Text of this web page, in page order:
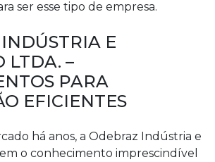
ser esse tipo de empresa.
E
LTDA. –
PARA
EFICIENTES
há anos, a Odebraz Indústria e
o conhecimento imprescindível